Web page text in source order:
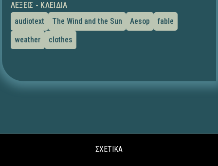
ΛΈΞΕΙΣ - ΚΛΕΙΔΙΆ
audiotext
The Wind and the Sun Aesop
fable
weather
clothes
ΣΧΕΤΙΚΑ